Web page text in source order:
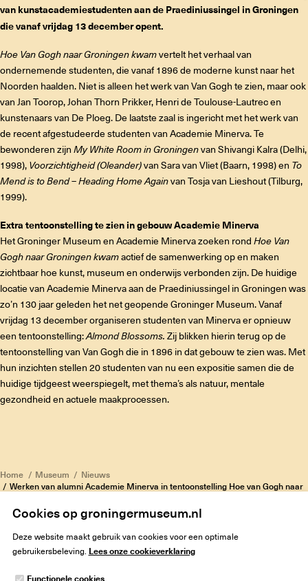
Cookies op groningermuseum.nl
Deze website maakt gebruik van cookies voor een optimale
gebruikersbeleving. Lees onze cookieverklaring
Functionele cookies
van kunstacademiestudenten aan de Praediniussingel in Groningen
die vanaf vrijdag 13 december opent.
Hoe Van Gogh naar Groningen kwamvertelt het verhaal van
ondernemende studenten, die vanaf 1896 de moderne kunst naar het
Noorden haalden. Niet is alleen het werk van Van Gogh te zien, maar ook
van Jan Toorop, Johan Thorn Prikker, Henri de Toulouse-Lautrec en
kunstenaars van De Ploeg. De laatste zaal is ingericht met het werk van
de recent afgestudeerde studenten van Academie Minerva. Te
bewonderen zijn My White Room in Groningenvan Shivangi Kalra (Delhi,
1998), Voorzichtigheid (Oleander)van Sara van Vliet (Baarn, 1998) en To
Mend is to Bend – Heading Home Againvan Tosja van Lieshout (Tilburg,
1999).
Extra tentoonstelling te zien in gebouw Academie Minerva
Het Groninger Museum en Academie Minerva zoeken rond Hoe Van
Gogh naar Groningen kwamactief de samenwerking op en maken
zichtbaar hoe kunst, museum en onderwijs verbonden zijn. De huidige
locatie van Academie Minerva aan de Praediniussingel in Groningen was
zo’n 130 jaar geleden het net geopende Groninger Museum. Vanaf
vrijdag 13 december organiseren studenten van Minerva er opnieuw
een tentoonstelling:Almond Blossoms. Zij blikken hierin terug op de
tentoonstelling van Van Gogh die in 1896 in dat gebouw te zien was. Met
hun inzichten stellen 20 studenten van nu een expositie samen die de
huidige tijdgeest weerspiegelt, met thema’s als natuur, mentale
gezondheid en actuele maakprocessen.
Home Museum
Nieuws
Werken van alumni Academie Minerva in tentoonstelling Hoe van Gogh naar